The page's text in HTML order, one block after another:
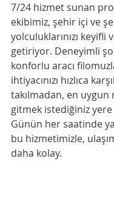
7/24 hizmet sunan
ekibimiz, şehir içi ve
yolculuklarınızı keyifli
getiriyor. Deneyimli
konforlu aracı
ihtiyacınızı hızlıca
takılmadan, en uygun
gitmek istediğiniz yere
Günün her saatinde
bu hizmetimizle,
daha kolay.